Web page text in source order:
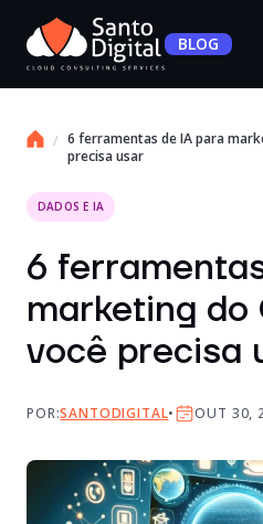
BLOG
6 ferramentas de IA para
precisa usar
DADOS E IA
6
marketing do
você precisa
POR:SANTODIGITAL OUT 30,